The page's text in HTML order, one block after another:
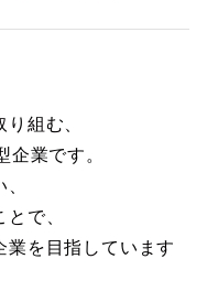
組む、
業です。
で、
業を目指しています